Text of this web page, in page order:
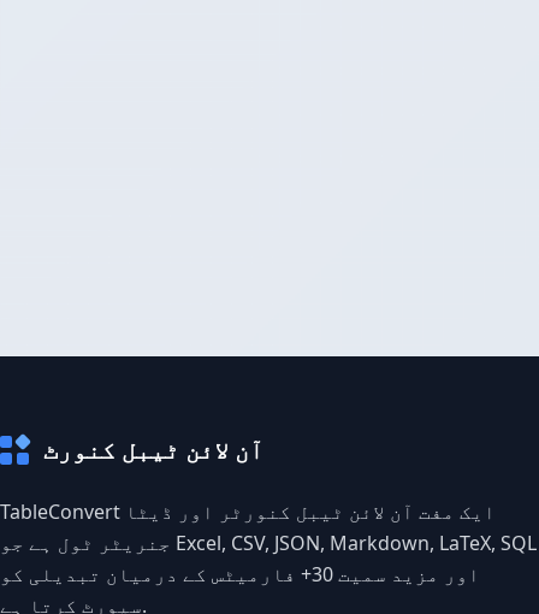
آن لائن ٹیبل کنورٹ
TableConvert ایک مفت آن لائن ٹیبل کنورٹر اور ڈیٹا
جنریٹر ٹول ہے جو Excel, CSV, JSON, Markdown, LaTeX, SQL
اور مزید سمیت 30+ فارمیٹس کے درمیان تبدیلی کو
سپورٹ کرتا ہے.